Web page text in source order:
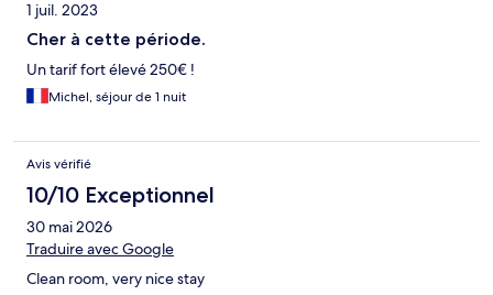
1 juil. 2023
Cher à cette période.
Un tarif fort élevé 250€ !
Michel, séjour de 1 nuit
Avis vérifié
10/10 Exceptionnel
30 mai 2026
Traduire avec Google
Clean room, very nice stay